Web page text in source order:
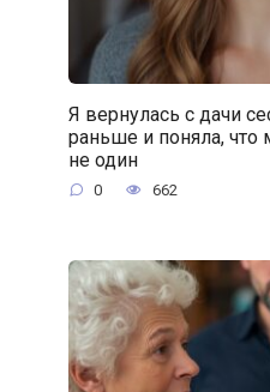
Я вернулась с дачи
раньше и поняла,
не один
0 662